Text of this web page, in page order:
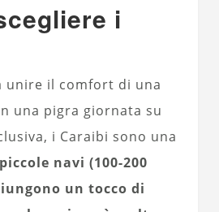
i
unire il comfort di una
una pigra giornata su
i Caraibi sono una
navi (100-200
un tocco di